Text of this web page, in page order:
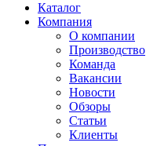
Каталог
Компания
О компании
Производство
Команда
Вакансии
Новости
Обзоры
Статьи
Клиенты